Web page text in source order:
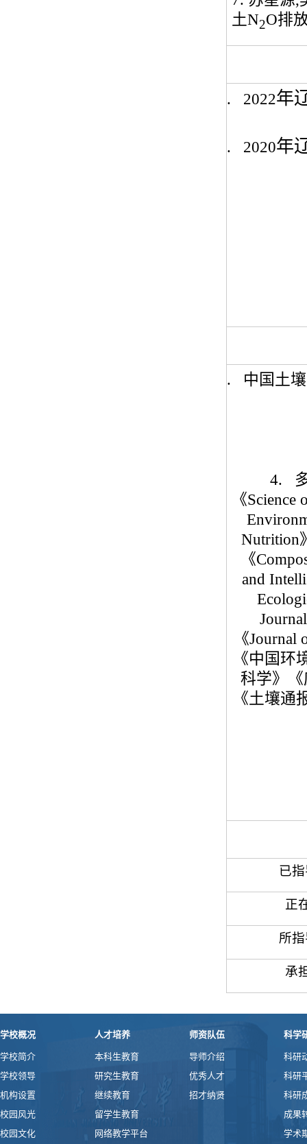
土N2O排
1. 2022年
2. 2020年
1. 中国土
4.
《Science
Nutrition
《
and
《Journal
《中国
科学》
《土壤
已
正
所
承
学校概况
学校简介
学校领导
机构设置
校园风光
校园文化
人才培养
本科生教育
研究生教育
继续教育
留学生教育
网络教学平台
师资队伍
导师介绍
优秀人才
招才纳贤
科学
科研
科研
科研
成果
学术